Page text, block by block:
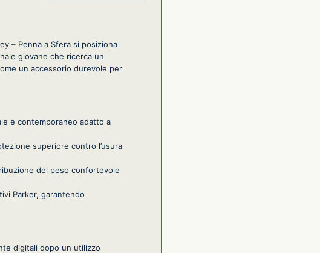
– Penna a Sfera si posiziona
giovane che ricerca un
un accessorio durevole per
e contemporaneo adatto a
superiore contro l’usura
del peso confortevole
Parker, garantendo
digitali dopo un utilizzo